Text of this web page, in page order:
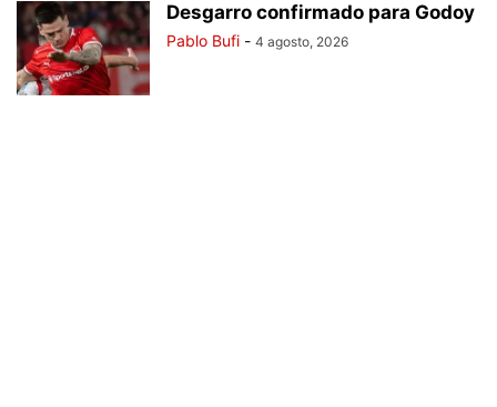
Desgarro confirmado para Godoy
Pablo Bufi - 4 agosto, 2026